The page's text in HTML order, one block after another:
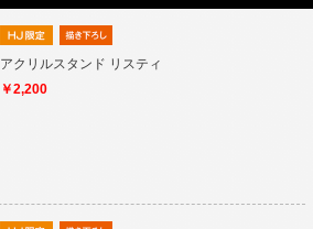
アクリルスタンド リスティ
￥2,200